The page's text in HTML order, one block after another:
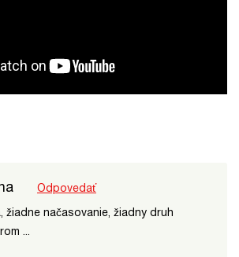
Odpovedať
žiadne načasovanie, žiadny druh
...